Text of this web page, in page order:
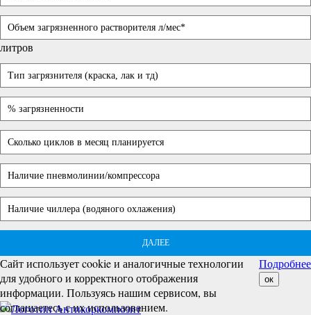
литров
ДАЛЕЕ
Сайт использует cookie и аналогичные технологии
для удобного и корректного отображения
информации. Пользуясь нашим сервисом, вы
соглашаетесь с их использованием.
Подробнее
ок